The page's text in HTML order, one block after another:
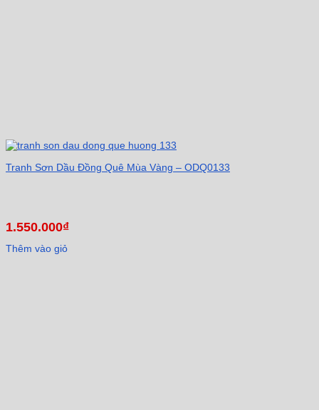
Tranh Sơn Dầu Đồng Quê Mùa Vàng – ODQ0133
1.550.000₫
Thêm vào giỏ